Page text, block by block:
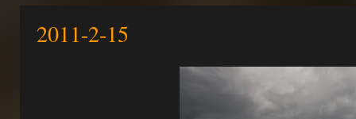
2011-2-15